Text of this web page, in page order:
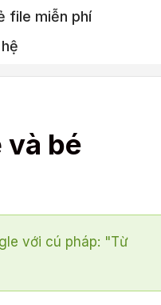
file miễn phí
và bé
với cú pháp: "Từ